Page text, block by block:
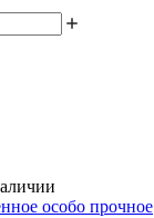
особо прочное